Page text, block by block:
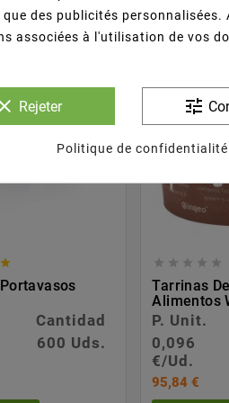

Cantidad
600 Uds.
    
Tarrinas
Alimentos
P. Unit.
0,096
€/Ud.
95,84 €
des publicités personnalisées.
associées à l'utilisation de vos
Rejeter tune
Politique de